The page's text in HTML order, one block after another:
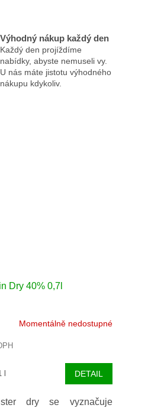
Výhodný nákup každý den
Každý den projíždíme
nabídky, abyste nemuseli vy.
U nás máte jistotu výhodného
nákupu kdykoliv.
Dry 40% 0,7l
Momentálně nedostupné
DETAIL
dry se vyznačuje